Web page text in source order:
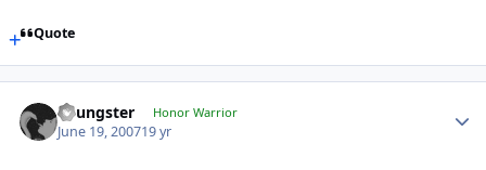
Quote
Youngster Honor Warrior
June 19, 200719 yr